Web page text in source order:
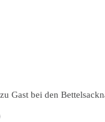
Gast bei den